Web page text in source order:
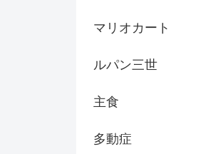
マリオカート
ルパン三世
主食
多動症